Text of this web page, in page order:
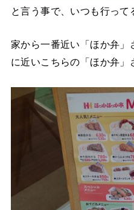
と言う事で、いつも行って
家から一番近い「ほか弁」
に近いこちらの「ほか弁」